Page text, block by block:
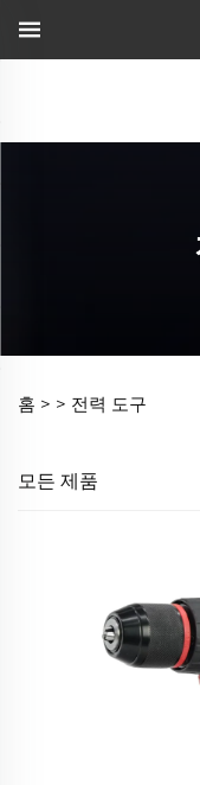
홈 > > 전력 도구
모든 제품